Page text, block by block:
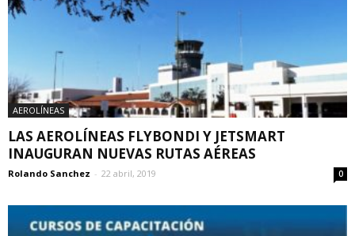
AEROLÍNEAS
LAS AEROLÍNEAS FLYBONDI Y JETSMART
INAUGURAN NUEVAS RUTAS AÉREAS
Rolando Sanchez - 22 abril, 2019 0